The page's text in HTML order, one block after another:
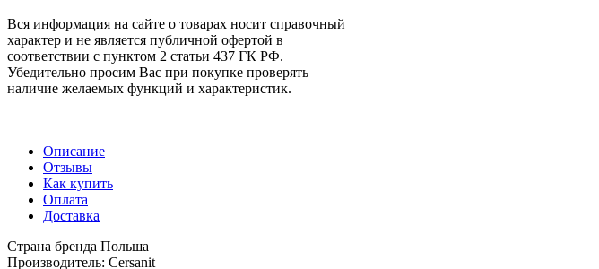
Вся информация на сайте о товарах носит справочный
характер и не является публичной офертой в
соответствии с пунктом 2 статьи 437 ГК РФ.
Убедительно просим Вас при покупке проверять
наличие желаемых функций и характеристик.
Описание
Отзывы
Как купить
Оплата
Доставка
Страна бренда Польша
Производитель: Cersanit